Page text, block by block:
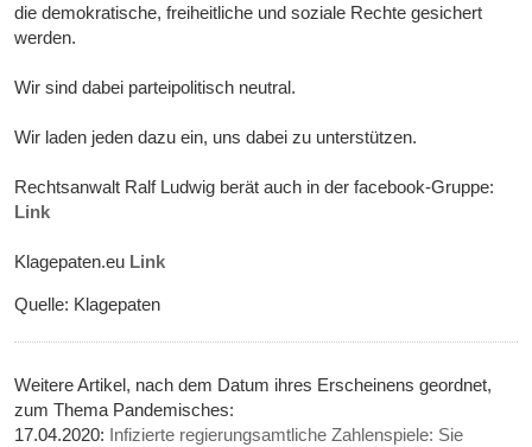
die demokratische, freiheitliche und soziale Rechte gesichert
werden.
Wir sind dabei parteipolitisch neutral.
Wir laden jeden dazu ein, uns dabei zu unterstützen.
Rechtsanwalt Ralf Ludwig berät auch in der facebook-Gruppe:
Link
Klagepaten.eu Link
Quelle: Klagepaten
Weitere Artikel, nach dem Datum ihres Erscheinens geordnet,
zum Thema Pandemisches:
17.04.2020: Infizierte regierungsamtliche Zahlenspiele: Sie